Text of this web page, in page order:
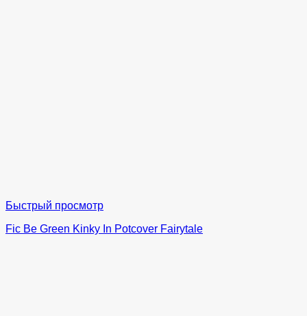
Быстрый просмотр
Fic Be Green Kinky In Potcover Fairytale